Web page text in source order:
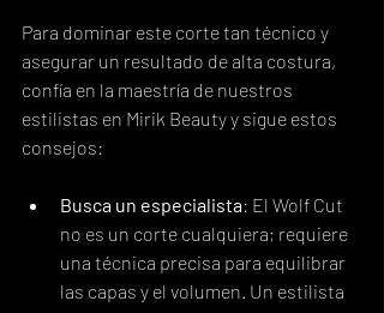
Para dominar este corte tan técnico y
asegurar un resultado de alta costura,
confía en la maestría de nuestros
estilistas en Mirik Beauty y sigue estos
consejos:
Busca un especialista: El Wolf Cut
no es un corte cualquiera; requiere
una técnica precisa para equilibrar
las capas y el volumen. Un estilista